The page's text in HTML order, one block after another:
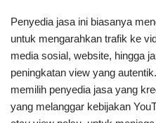
Penyedia jasa ini biasanya
untuk mengarahkan trafik ke
media sosial, website, hingga
peningkatan view yang
memilih penyedia jasa yang
yang melanggar kebijakan